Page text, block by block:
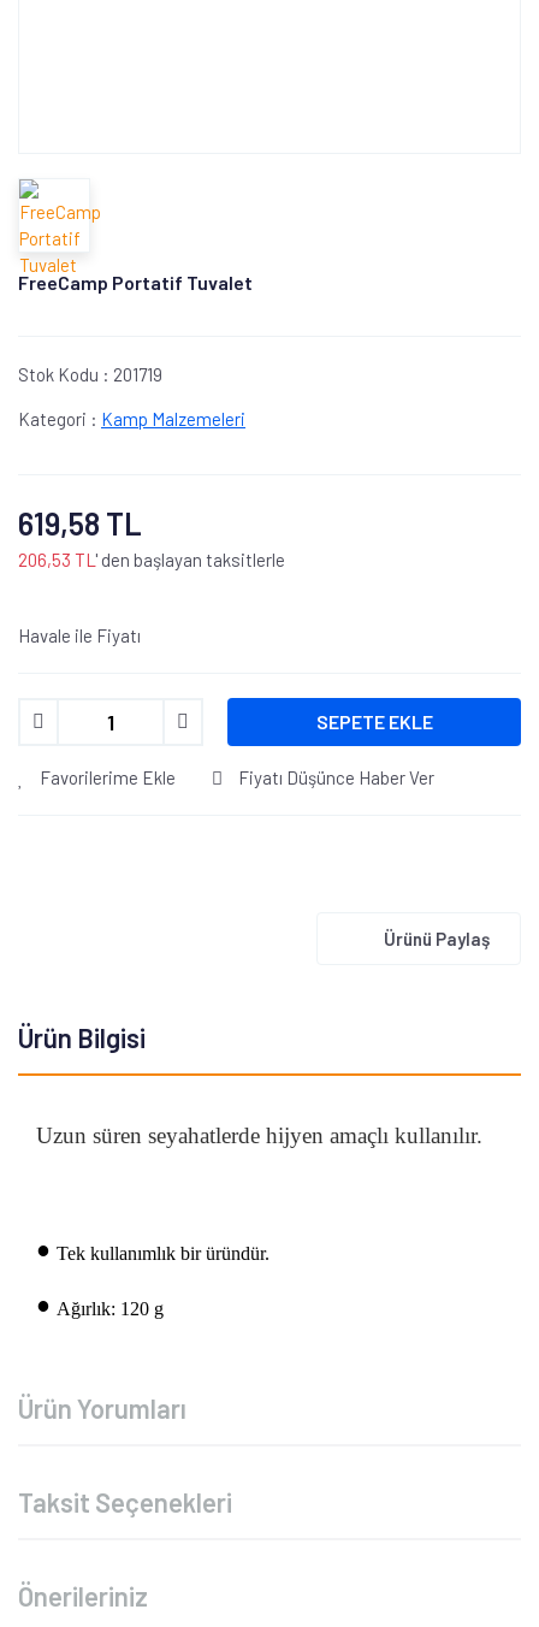
FreeCamp Portatif Tuvalet
Stok Kodu : 201719
Kategori : Kamp Malzemeleri
619,58 TL
206,53 TL ' den başlayan taksitlerle
Havale ile Fiyatı
SEPETE EKLE
Favorilerime Ekle Fiyatı Düşünce Haber Ver
Ürünü Paylaş
Ürün Bilgisi
Uzun süren seyahatlerde hijyen amaçlı kullanılır.
• Tek kullanımlık bir üründür.
• Ağırlık: 120 g
Ürün Yorumları
Taksit Seçenekleri
Önerileriniz